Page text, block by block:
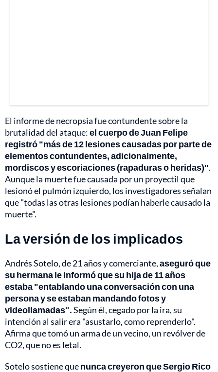
El informe de necropsia fue contundente sobre la
brutalidad del ataque:el cuerpo de Juan Felipe
registró "más de 12 lesiones causadas por parte de
elementos contundentes, adicionalmente,
mordiscos y escoriaciones (rapaduras o heridas)".
Aunque la muerte fue causada por un proyectil que
lesionó el pulmón izquierdo, los investigadores señalan
que "todas las otras lesiones podían haberle causado la
muerte".
La versión de los implicados
Andrés Sotelo, de 21 años y comerciante,aseguró que
su hermana le informó que su hija de 11 años
estaba "entablando una conversación con una
persona y se estaban mandando fotos y
videollamadas".Según él, cegado por la ira, su
intención al salir era "asustarlo, como reprenderlo".
Afirma que tomó un arma de un vecino, un revólver de
CO2, que no es letal.
Sotelo sostiene quenunca creyeron que Sergio Rico